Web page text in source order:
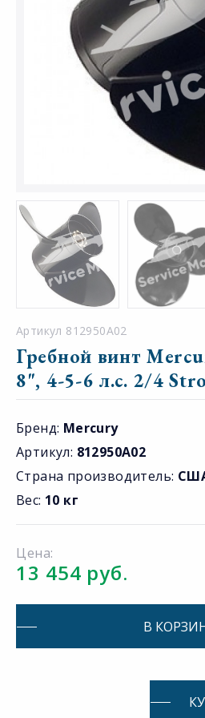
Артикул 812950A02
Гребной винт
8", 4-5-6 л.с. 2/4
Бренд: Mercury
Артикул: 812950A02
Страна производитель:
Вес: 10 кг
Цена:
13 454 руб.
В